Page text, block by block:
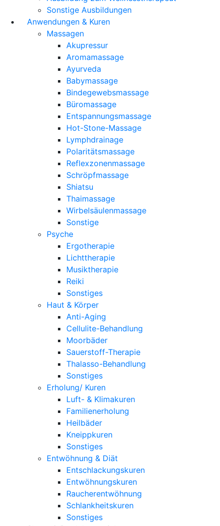
Sonstige Ausbildungen
Anwendungen & Kuren
Massagen
Akupressur
Aromamassage
Ayurveda
Babymassage
Bindegewebsmassage
Büromassage
Entspannungsmassage
Hot-Stone-Massage
Lymphdrainage
Polaritätsmassage
Reflexzonenmassage
Schröpfmassage
Shiatsu
Thaimassage
Wirbelsäulenmassage
Sonstige
Psyche
Ergotherapie
Lichttherapie
Musiktherapie
Reiki
Sonstiges
Haut & Körper
Anti-Aging
Cellulite-Behandlung
Moorbäder
Sauerstoff-Therapie
Thalasso-Behandlung
Sonstiges
Erholung/ Kuren
Luft- & Klimakuren
Familienerholung
Heilbäder
Kneippkuren
Sonstiges
Entwöhnung & Diät
Entschlackungskuren
Entwöhnungskuren
Raucherentwöhnung
Schlankheitskuren
Sonstiges